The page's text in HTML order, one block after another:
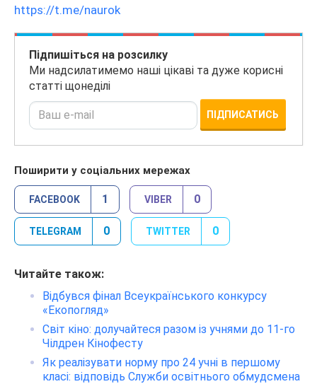
https://t.me/naurok
Підпишіться на розсилку
Ми надсилатимемо наші цікаві та дуже корисні
статті щонеділі
ПІДПИСАТИСЬ
Поширити у соціальних мережах
FACEBOOK 1 VIBER 0
TELEGRAM 0 TWITTER 0
Читайте також:
Відбувся фінал Всеукраїнського конкурсу
«Екопогляд»
Світ кіно: долучайтеся разом із учнями до 11-го
Чілдрен Кінофесту
Як реалізувати норму про 24 учні в першому
класі: відповідь Служби освітнього обмудсмена